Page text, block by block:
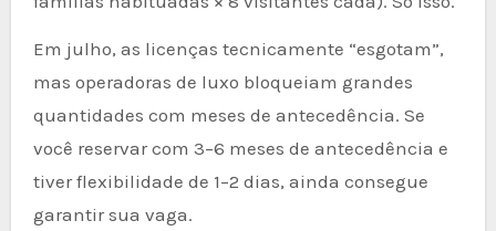
Em julho, as licenças tecnicamente “esgotam”,
mas operadoras de luxo bloqueiam grandes
quantidades com meses de antecedência. Se
você reservar com 3–6 meses de antecedência e
tiver flexibilidade de 1–2 dias, ainda consegue
garantir sua vaga.